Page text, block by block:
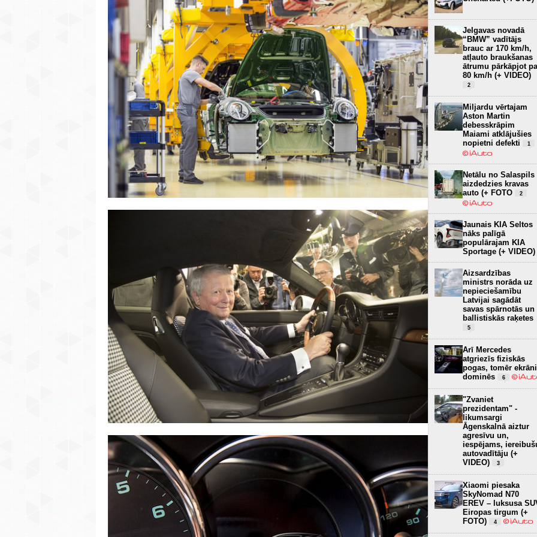
Jelgavas novadā
“BMW” vadītājs
brauc ar 170 km/h,
atļauto braukšanas
ātrumu pārkāpjot
80 km/h (+ VIDEO)
2
Miljardu vērtajam
Aston Martin
debesskrāpim
Maiami atklājušies
nopietni defekti
1
Netālu no Salaspils
aizdedzies kravas
auto (+ FOTO
2
Jaunais KIA Seltos
nāks palīgā
populārajam KIA
Sportage (+ VIDEO)
Aizsardzības
ministrs norāda uz
nepieciešamību
Latvijai sagādāt
savas spārnotās un
ballistiskās raķetes
5
Arī Mercedes
atgriezīs fiziskās
pogas, tomēr ekrāni
dominēs
6
"Zvaniet
prezidentam" -
likumsargi
Āgenskalnā aiztur
agresīvu un,
iespējams,
autovadītāju (+
VIDEO)
3
Xiaomi piesaka
SkyNomad N70
EREV – luksusa
Eiropas tirgum (+
FOTO)
4